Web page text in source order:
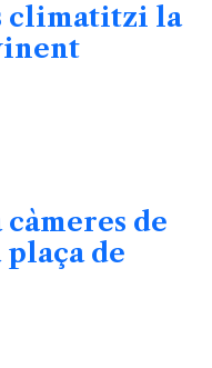
climatitzi la
càmeres de
de